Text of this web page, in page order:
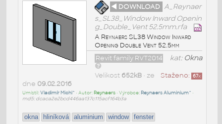
◄ DOWNLOAD A_Reynaer
s_SL38_Window Inward Openin
g_Double_Vent 52.5mm.rfa
A Reynaers SL38 Window Inward
Opening Double Vent 52.5mm
kat: Okna
Revit family RVT2014
Staženo: 67x
Velikost 652kB• ze
dne 09.02.2016
Umístil:Vladimír Michl^ • Autor: Reynaers• Výrobce: Reynaers Aluminium^ •
md5: dcaca2e2bcd446aa137c115acf164b3a
okna hliníková aluminium window fenster